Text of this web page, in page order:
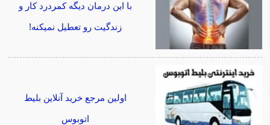
با این درمان دیگه کمردرد کار و
زندگیت رو تعطیل نمیکنه!
اولین مرجع خرید آنلاین بلیط
اتوبوس